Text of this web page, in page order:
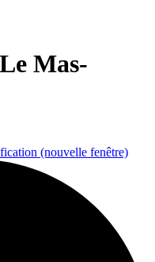
Mas-
(nouvelle fenêtre)